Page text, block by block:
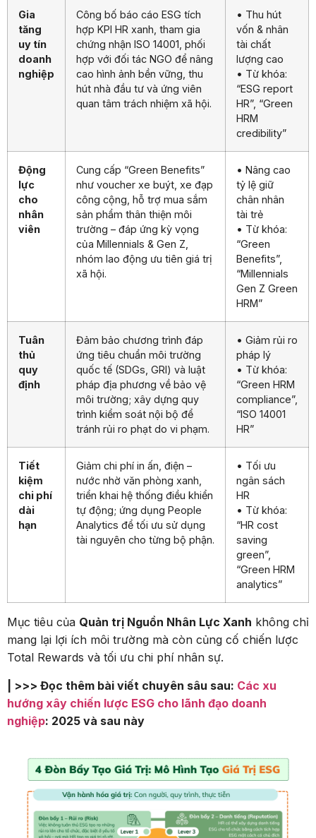
Gia
tăng
uy tín
doanh
nghiệp
Công bố báo cáo ESG tích
hợp KPI HR xanh, tham gia
chứng nhận ISO 14001, phối
hợp với đối tác NGO để nâng
cao hình ảnh bền vững, thu
hút nhà đầu tư và ứng viên
quan tâm trách nhiệm xã hội.
• Thu hút
vốn & nhân
tài chất
lượng cao
• Từ khóa:
“ESG report
HR”, “Green
HRM
credibility”
Động
lực
cho
nhân
viên
Cung cấp “Green Benefits”
như voucher xe buýt, xe đạp
công cộng, hỗ trợ mua sắm
sản phẩm thân thiện môi
trường – đáp ứng kỳ vọng
của Millennials & Gen Z,
nhóm lao động ưu tiên giá trị
xã hội.
• Nâng cao
tỷ lệ giữ
chân nhân
tài trẻ
• Từ khóa:
“Green
Benefits”,
“Millennials
Gen Z Green
HRM”
Tuân
thủ
quy
định
Đảm bảo chương trình đáp
ứng tiêu chuẩn môi trường
quốc tế (SDGs, GRI) và luật
pháp địa phương về bảo vệ
môi trường; xây dựng quy
trình kiểm soát nội bộ để
tránh rủi ro phạt do vi phạm.
• Giảm rủi ro
pháp lý
• Từ khóa:
“Green HRM
compliance”,
“ISO 14001
HR”
Tiết
kiệm
chi phí
dài
hạn
Giảm chi phí in ấn, điện –
nước nhờ văn phòng xanh,
triển khai hệ thống điều khiển
tự động; ứng dụng People
Analytics để tối ưu sử dụng
tài nguyên cho từng bộ phận.
• Tối ưu
ngân sách
HR
• Từ khóa:
“HR cost
saving
green”,
“Green HRM
analytics”
Mục tiêu của Quản trị Nguồn Nhân Lực Xanh không chỉ
mang lại lợi ích môi trường mà còn củng cố chiến lược
Total Rewards và tối ưu chi phí nhân sự.
| >>> Đọc thêm bài viết chuyên sâu sau: Các xu
hướng xây chiến lược ESG cho lãnh đạo doanh
nghiệp: 2025 và sau này